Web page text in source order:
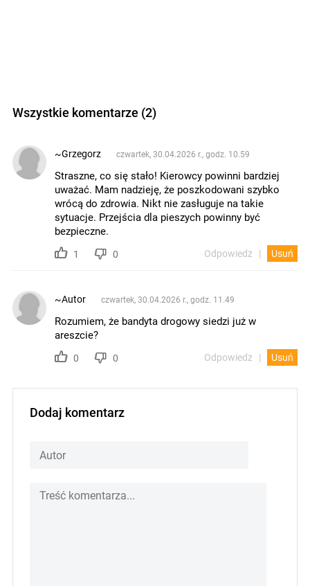
Wszystkie komentarze (2)
~Grzegorz czwartek, 30.04.2026 r., godz. 10.59
Straszne, co się stało! Kierowcy powinni bardziej
uważać. Mam nadzieję, że poszkodowani szybko
wrócą do zdrowia. Nikt nie zasługuje na takie
sytuacje. Przejścia dla pieszych powinny być
bezpieczne.
1 0 Odpowiedz Usuń
~Autor czwartek, 30.04.2026 r., godz. 11.49
Rozumiem, że bandyta drogowy siedzi już w
areszcie?
0 0 Odpowiedz Usuń
Dodaj komentarz